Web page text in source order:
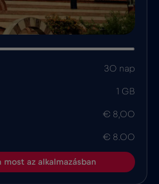
30 nap
1 GB
€ 8,00
€ 8.00
most az alkalmazásban